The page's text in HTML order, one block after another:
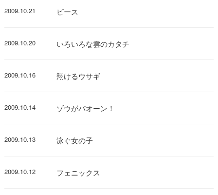
2009.10.21 ピース
2009.10.20 いろいろな雲のカタチ
2009.10.16 翔けるウサギ
2009.10.14 ゾウがパオーン！
2009.10.13 泳ぐ女の子
2009.10.12 フェニックス